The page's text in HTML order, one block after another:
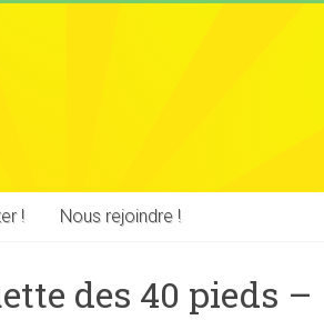
! Nous rejoindre !
des 40 pieds –